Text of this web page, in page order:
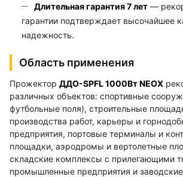
Длительная гарантия 7 лет —
гарантии подтверждает высочайшее
надежность.
Область применения
Прожектор ДДО-SPFL 1000Вт NEOX
различных объектов: спортивные
футбольные поля), строительные
производства работ, карьеры и
предприятия, портовые терминалы и
площадки, аэродромы и вертолетные
складские комплексы с прилегающими
промышленные предприятия и